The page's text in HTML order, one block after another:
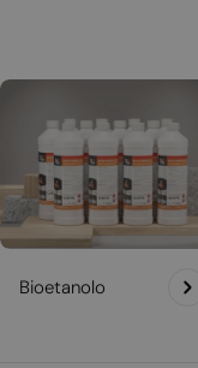
Bioetanolo